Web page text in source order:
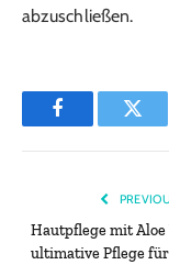
abzuschließen.
Facebook
Hautpflege mit Aloe
ultimative Pflege